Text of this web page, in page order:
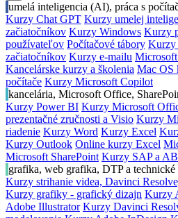
umelá inteligencia (AI), práca s
Kurzy Chat GPT Kurzy umelej
začiatočníkov Kurzy Windows Kurzy
používateľov Počítačové tábory Kurzy
začiatočníkov Kurzy e-mailu
Kancelárske kurzy a školenia Mac OS
počítače Kurzy Microsoft Copilot
kancelária, Microsoft Office,
Kurzy Power BI Kurzy Microsoft
prezentačné zručnosti a Visio Kurzy
riadenie Kurzy Word Kurzy Excel
Kurzy Outlook Online kurzy Excel
Microsoft SharePoint Kurzy SAP a
grafika, web grafika, DTP a technické
Kurzy strihanie videa, Davinci
Kurzy grafiky - grafický dizajn Kurzy
Adobe Illustrator Kurzy Davinci